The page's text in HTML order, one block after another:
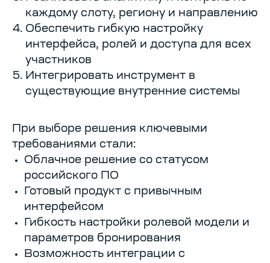
каждому слоту, региону и направлению
Обеспечить гибкую настройку
интерфейса, ролей и доступа для всех
участников
Интегрировать инструмент в
существующие внутренние системы
При выборе решения ключевыми
требованиями стали:
Облачное решение со статусом
российского ПО
Готовый продукт с привычным
интерфейсом
Гибкость настройки ролевой модели и
параметров бронирования
Возможность интеграции с